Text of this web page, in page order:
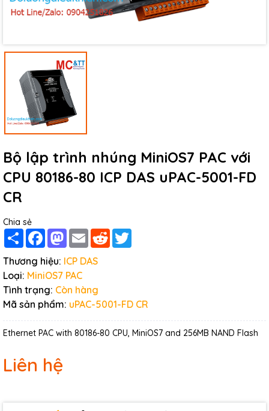
Bộ lập trình nhúng MiniOS7 PAC với
CPU 80186-80 ICP DAS uPAC-5001-FD
CR
Chia sẻ
Share FacebookMastodon
Email Reddit
Thương hiệu: ICP DAS
Loại: MiniOS7 PAC
Tình trạng: Còn hàng
Mã sản phẩm: uPAC-5001-FD CR
Ethernet PAC with 80186-80 CPU, MiniOS7 and 256MB NAND Flash
Liên hệ
Điều kiện: